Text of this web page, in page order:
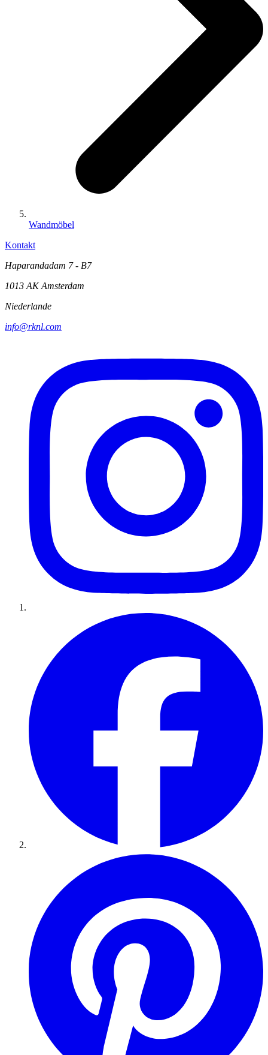
Wandmöbel
Kontakt
Haparandadam 7 - B7
1013 AK Amsterdam
Niederlande
info@rknl.com